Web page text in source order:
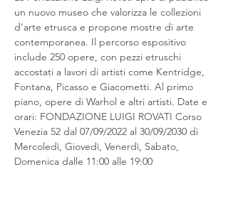
un nuovo museo che valorizza le collezioni
d’arte etrusca e propone mostre di arte
contemporanea. Il percorso espositivo
include 250 opere, con pezzi etruschi
accostati a lavori di artisti come Kentridge,
Fontana, Picasso e Giacometti. Al primo
piano, opere di Warhol e altri artisti. Date e
orari: FONDAZIONE LUIGI ROVATI Corso
Venezia 52 dal 07/09/2022 al 30/09/2030 di
Mercoledì, Giovedì, Venerdì, Sabato,
Domenica dalle 11:00 alle 19:00